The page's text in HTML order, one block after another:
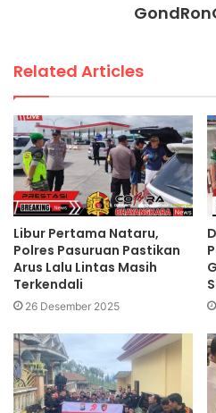
Related Articles
Libur Pertama Nataru,
Polres Pasuruan Pastikan
Arus Lalu Lintas Masih
Terkendali
26 Desember 2025